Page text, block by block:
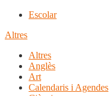
Escolar
Altres
Altres
Anglès
Art
Calendaris i Agendes